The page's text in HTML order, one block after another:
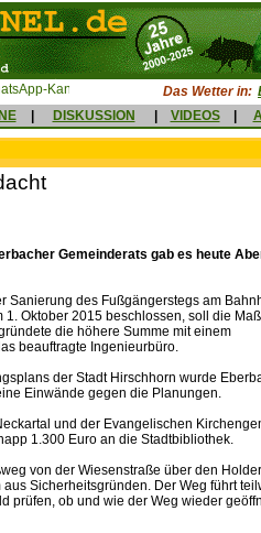
Das Wetter in:
DISKUSSION VIDEOS
Gemeinderats gab es heute
Sanierung des Fußgängerstegs am
Oktober 2015 beschlossen, soll die
die höhere Summe mit einem
beauftragte Ingenieurbüro.
der Stadt Hirschhorn wurde
Einwände gegen die Planungen.
und der Evangelischen
1.300 Euro an die Stadtbibliothek.
von der Wiesenstraße über den
Sicherheitsgründen. Der Weg führt
prüfen, ob und wie der Weg wieder